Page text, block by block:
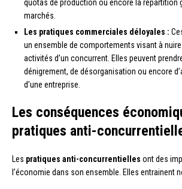
quotas de production ou encore la répartition
marchés.
Les pratiques commerciales déloyales :
un ensemble de comportements visant à
activités d’un concurrent. Elles peuvent
dénigrement, de désorganisation ou encore
d’une entreprise.
Les conséquences
pratiques anti-
Les pratiques anti-concurrentielles ont des
l’économie dans son ensemble. Elles entrainent